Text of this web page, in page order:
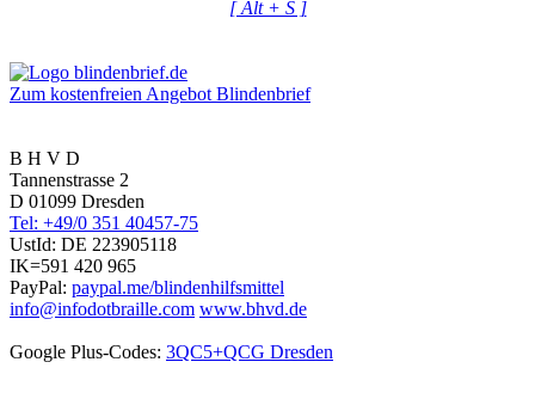
[ Alt + S ]
Zum kostenfreien Angebot Blindenbrief
B H V D
Tannenstrasse 2
D 01099 Dresden
Tel: +49/0 351 40457-75
UstId: DE 223905118
IK=591 420 965
PayPal: paypal.me/blindenhilfsmittel
info@infodotbraille.com www.bhvd.de
Google Plus-Codes: 3QC5+QCG Dresden